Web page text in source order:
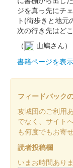
前橋城 御
販売終了
2025年6月7、8日
印。100枚限定
前橋城 御
定版 金
ジを真っ先にチ
ト(街歩きと地
次の行き先はど
（
山鳩さん）
書籍ページを表
フィードバック
攻城団のご利用
でなく、サイト
も何度でもお寄
読者投稿欄
いまお時間あり